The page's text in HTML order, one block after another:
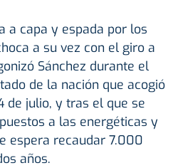
a capa y espada por los
a su vez con el giro a
Sánchez durante el
de la nación que acogió
de julio, y tras el que se
a las energéticas y
espera recaudar 7.000
años.